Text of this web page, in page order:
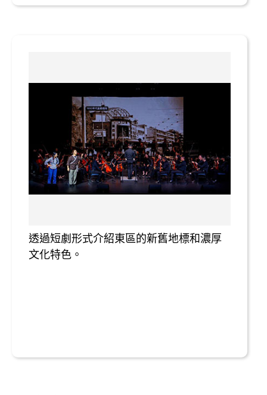
透過短劇形式介紹東區的新舊地標和濃厚
文化特色。